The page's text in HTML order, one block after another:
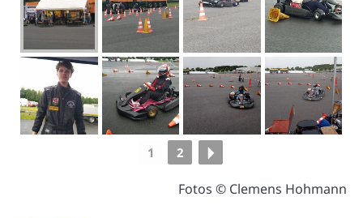
1 2
Fotos © Clemens Hohmann